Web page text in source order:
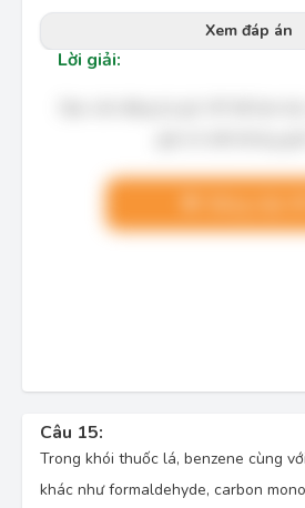
Xem đáp án
Lời giải:
Câu 15:
Trong khói thuốc lá, benzene cùng
khác như formaldehyde, carbon